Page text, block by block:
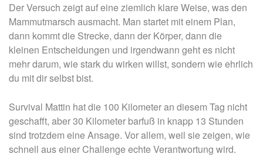
Der Versuch zeigt auf eine ziemlich klare Weise, was den
Mammutmarsch ausmacht. Man startet mit einem Plan,
dann kommt die Strecke, dann der Körper, dann die
kleinen Entscheidungen und irgendwann geht es nicht
mehr darum, wie stark du wirken willst, sondern wie ehrlich
du mit dir selbst bist.
Survival Mattin hat die 100 Kilometer an diesem Tag nicht
geschafft, aber 30 Kilometer barfuß in knapp 13 Stunden
sind trotzdem eine Ansage. Vor allem, weil sie zeigen, wie
schnell aus einer Challenge echte Verantwortung wird.